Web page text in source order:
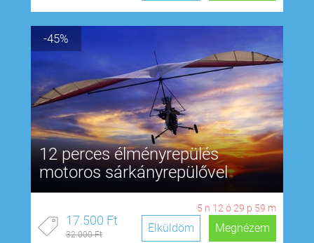
-45%
12 perces élményrepülés
motoros sárkányrepülővel
5 n 12 ó 29 p 58 m
17.500 Ft
32.000 Ft Megnézem
Elküldöm